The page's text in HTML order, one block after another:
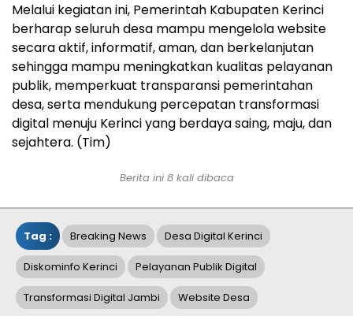
Melalui kegiatan ini, Pemerintah Kabupaten Kerinci
berharap seluruh desa mampu mengelola website
secara aktif, informatif, aman, dan berkelanjutan
sehingga mampu meningkatkan kualitas pelayanan
publik, memperkuat transparansi pemerintahan
desa, serta mendukung percepatan transformasi
digital menuju Kerinci yang berdaya saing, maju, dan
sejahtera. (Tim)
Berita ini 8 kali dibaca
Tag : Breaking News Desa Digital Kerinci
Diskominfo Kerinci Pelayanan Publik Digital
Transformasi Digital Jambi Website Desa